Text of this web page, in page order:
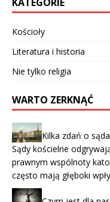
Kościoły
Literatura i historia
Nie tylko religia
WARTO ZERKNĄĆ
Kilka zdań o
Sądy kościelne
prawnym wspólnoty
często mają głęboki